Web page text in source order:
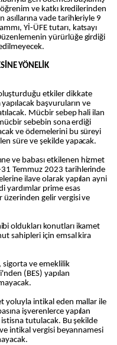
ve katkı kredilerinden
asıllarına vade tarihleriyle 9
Yİ-ÜFE tutarı, katsayı
yürürlüğe girdiği
YÖNELİK
etkiler dikkate
başvuruların ve
Mücbir sebep hali ilan
sebebin sona erdiği
ve ödemelerini bu süreyi
süre ve şekilde yapacak.
ve babası etkilenen hizmet
31 Temmuz 2023 tarihlerinde
ilave olarak yapılan ayni
yardımlar prime esas
üzerinden gelir vergisi ve
oldukları konutları ikamet
sahipleri için emsal kira
sigorta ve emeklilik
(BES) yapılan
yoluyla intikal eden mallar ile
işverenlerce yapılan
tutulacak. Bu şekilde
intikal vergisi beyannamesi